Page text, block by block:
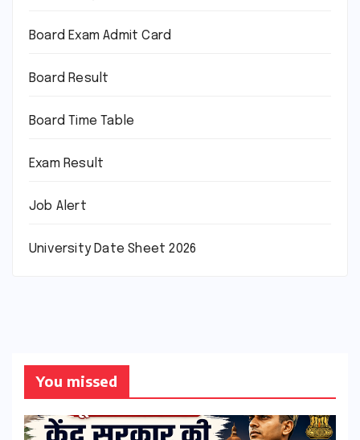
Board Exam Admit Card
Board Result
Board Time Table
Exam Result
Job Alert
University Date Sheet 2026
You missed